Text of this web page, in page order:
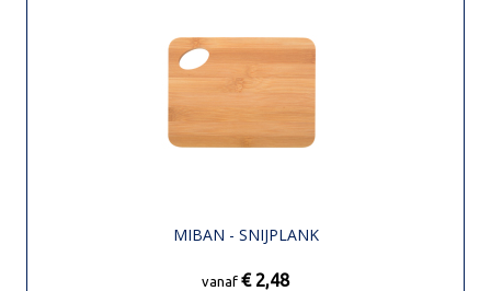
MIBAN - SNIJPLANK
vanaf € 2,48